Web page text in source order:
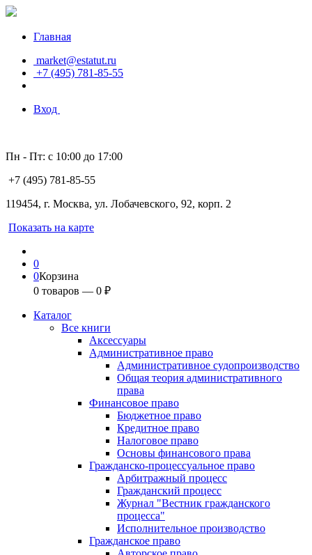
Главная
market@estatut.ru
+7 (495) 781-85-55
Вход
Пн - Пт: с 10:00 до 17:00
+7 (495) 781-85-55
119454, г. Москва, ул. Лобачевского, 92, корп. 2
Показать на карте
0
0Корзина
0 товаров — 0 ₽
Каталог
Все книги
Аксессуары
Административное право
Административное судопроизводство
Общая теория административного
права
Финансовое право
Бюджетное право
Кредитное право
Налоговое право
Основы финансового права
Гражданско-процессуальное право
Арбитражный процесс
Гражданский процесс
Журнал "Вестник гражданского
процесса"
Исполнительное производство
Гражданское право